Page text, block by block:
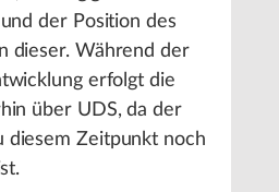
der Position des
dieser. Während der
erfolgt die
über UDS, da der
diesem Zeitpunkt noch